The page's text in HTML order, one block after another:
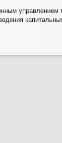
управлением